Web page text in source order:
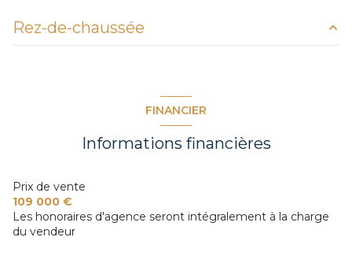
Rez-de-chaussée
FINANCIER
Informations financières
Prix de vente
109 000 €
Les honoraires d'agence seront intégralement à la charge
du vendeur